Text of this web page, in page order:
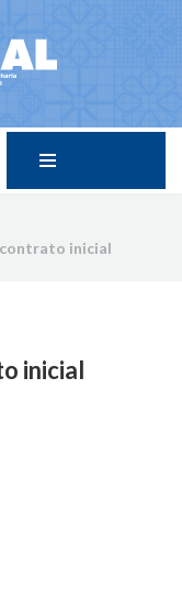
contrato inicial
inicial